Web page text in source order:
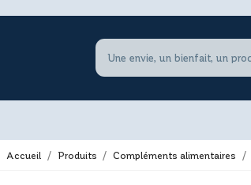
Accueil Produits Compléments alimentaires